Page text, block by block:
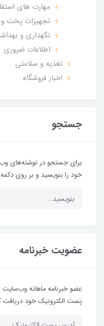
مهارت های
تجهیزات پخت و
نگهداری و
اطلاعات ضروری
تغذیه و سلامتی
اخبار فروشگاه
جستجو
برای جستجو در نوشته‌های
خود را بنویسید و بر روی
عضویت خبرنامه
عضو خبرنامه ماهانه وب‌سایت
پست الکترونیک خود دریافت